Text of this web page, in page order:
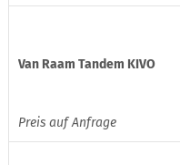
Van Raam Tandem KIVO
Preis auf Anfrage